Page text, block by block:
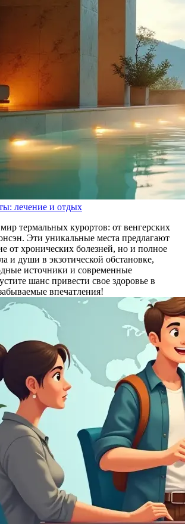
лечение и отдых
термальных курортов: от венгерских
Эти уникальные места предлагают
от хронических болезней, но и полное
и души в экзотической обстановке,
источники и современные
шанс привести свое здоровье в
впечатления!